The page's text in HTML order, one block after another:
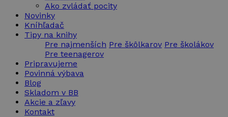
Ako zvládať pocity
Novinky
Kníhľadač
Tipy na knihy
Pre najmenších Pre škôlkarov Pre školákov
Pre teenagerov
Pripravujeme
Povinná výbava
Blog
Skladom v BB
Akcie a zľavy
Kontakt